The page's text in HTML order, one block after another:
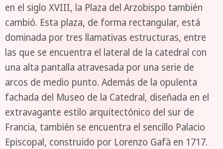
en el siglo XVIII, la Plaza del Arzobispo también
cambió. Esta plaza, de forma rectangular, está
dominada por tres llamativas estructuras, entre
las que se encuentra el lateral de la catedral con
una alta pantalla atravesada por una serie de
arcos de medio punto. Además de la opulenta
fachada del Museo de la Catedral, diseñada en el
extravagante estilo arquitectónico del sur de
Francia, también se encuentra el sencillo Palacio
Episcopal, construido por Lorenzo Gafà en 1717.